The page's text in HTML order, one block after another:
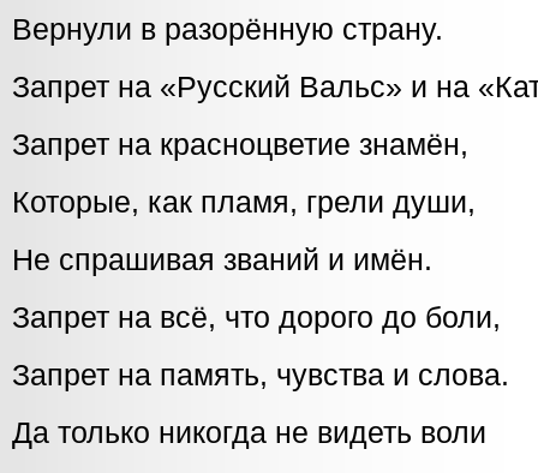
Вернули в разорённую страну.
Запрет на «Русский Вальс» и на
Запрет на красноцветие знамён,
Которые, как пламя, грели души,
Не спрашивая званий и имён.
Запрет на всё, что дорого до боли,
Запрет на память, чувства и слова.
Да только никогда не видеть воли